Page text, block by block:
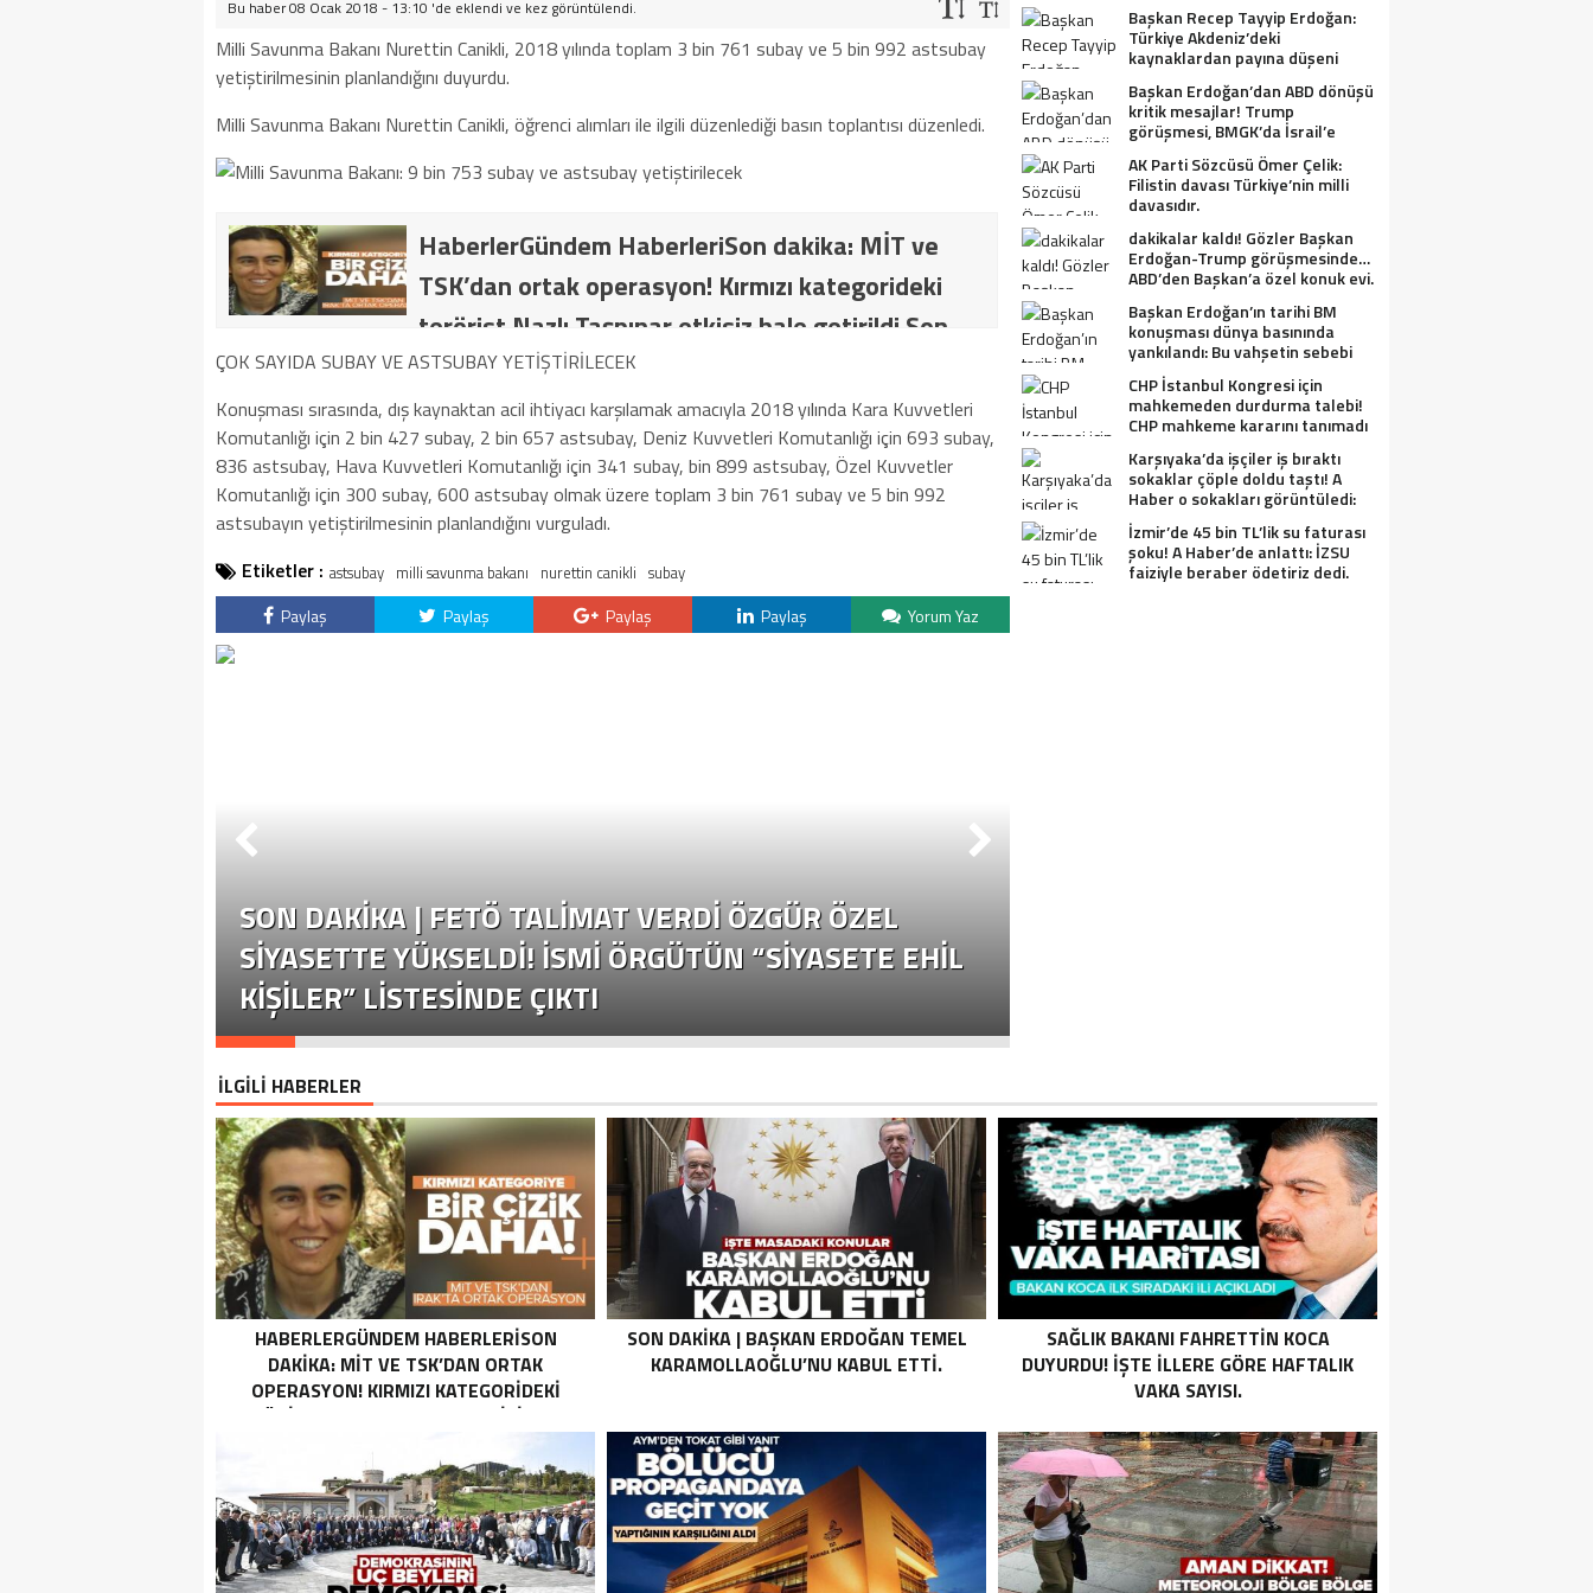
Bu haber 08 Ocak 2018 - 13:10 'de eklendi ve kez görüntülendi.
Milli Savunma Bakanı Nurettin Canikli, 2018 yılında toplam 3 bin 761 subay ve 5 bin 992 astsubay
yetiştirilmesinin planlandığını duyurdu.
Milli Savunma Bakanı Nurettin Canikli, öğrenci alımları ile ilgili düzenlediği basın toplantısı düzenledi.
HaberlerGündem HaberleriSon dakika: MİT ve
TSK’dan ortak operasyon! Kırmızı kategorideki
terörist Nazlı Taşpınar etkisiz hale getirildi Son
dakika: MİT ve TSK’dan ortak operasyon! Kırmızı
kategorideki terörist Nazlı Taşpınar etkisiz hale
getirildi .
ÇOK SAYIDA SUBAY VE ASTSUBAY YETİŞTİRİLECEK
Konuşması sırasında, dış kaynaktan acil ihtiyacı karşılamak amacıyla 2018 yılında Kara Kuvvetleri
Komutanlığı için 2 bin 427 subay, 2 bin 657 astsubay, Deniz Kuvvetleri Komutanlığı için 693 subay,
836 astsubay, Hava Kuvvetleri Komutanlığı için 341 subay, bin 899 astsubay, Özel Kuvvetler
Komutanlığı için 300 subay, 600 astsubay olmak üzere toplam 3 bin 761 subay ve 5 bin 992
astsubayın yetiştirilmesinin planlandığını vurguladı.
Etiketler : astsubay milli savunma bakanı nurettin canikli subay
Paylaş Paylaş Paylaş Paylaş Yorum Yaz
SON DAKİKA | FETÖ TALIMAT VERDI ÖZGÜR ÖZEL
SIYASETTE YÜKSELDI! İSMI ÖRGÜTÜN “SIYASETE EHIL
KIŞILER” LISTESINDE ÇIKTI
Başkan Recep Tayyip Erdoğan:
Türkiye Akdeniz’deki
kaynaklardan payına düşeni
Başkan Erdoğan’dan ABD dönüşü
kritik mesajlar! Trump
görüşmesi, BMGK’da İsrail’e
tepkiler, Gazze ve Filistin
meselesi….
AK Parti Sözcüsü Ömer Çelik:
Filistin davası Türkiye’nin milli
davasıdır.
dakikalar kaldı! Gözler Başkan
Erdoğan-Trump görüşmesinde…
ABD’den Başkan’a özel konuk evi.
Başkan Erdoğan’ın tarihi BM
konuşması dünya basınında
yankılandı: Bu vahşetin sebebi
olabilir mi?
CHP İstanbul Kongresi için
mahkemeden durdurma talebi!
CHP mahkeme kararını tanımadı
Karşıyaka’da işçiler iş bıraktı
sokaklar çöple doldu taştı! A
Haber o sokakları görüntüledi:
Fareler cirit atıyor
İzmir’de 45 bin TL’lik su faturası
şoku! A Haber’de anlattı: İZSU
faiziyle beraber ödetiriz dedi.
İLGİLİ HABERLER
HABERLERGÜNDEM HABERLERISON
DAKIKA: MİT VE TSK’DAN ORTAK
OPERASYON! KIRMIZI KATEGORIDEKI
TERÖRIST NAZLI TAŞPINAR ETKISIZ HALE
ORTAK OPERASYON! KIRMIZI
KATEGORIDEKI TERÖRIST NAZLI
TAŞPINAR ETKISIZ HALE GETIRILDI .
SON DAKIKA | BAŞKAN ERDOĞAN TEMEL
KARAMOLLAOĞLU’NU KABUL ETTI.
SAĞLIK BAKANI FAHRETTIN KOCA
DUYURDU! İŞTE ILLERE GÖRE HAFTALIK
VAKA SAYISI.